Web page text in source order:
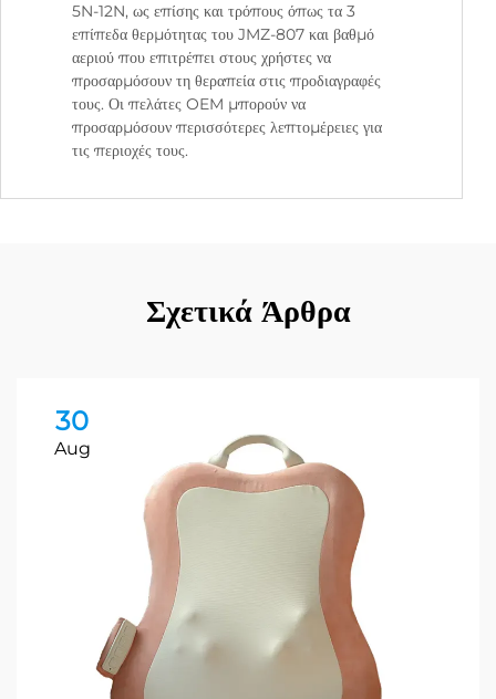
5N-12N, ως επίσης και τρόπους όπως τα 3
επίπεδα θερμότητας του JMZ-807 και βαθμό
αεριού που επιτρέπει στους χρήστες να
προσαρμόσουν τη θεραπεία στις προδιαγραφές
τους. Οι πελάτες OEM μπορούν να
προσαρμόσουν περισσότερες λεπτομέρειες για
τις περιοχές τους.
Σχετικά Άρθρα
30
Aug